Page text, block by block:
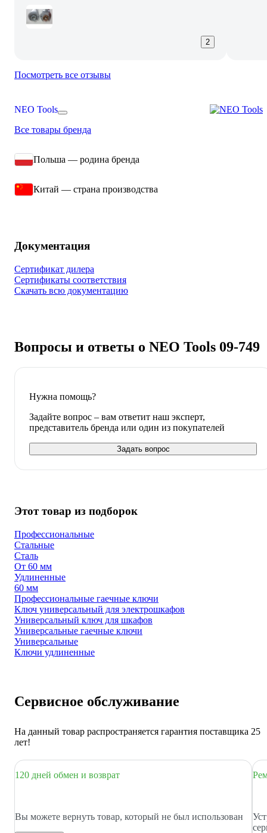
2
Посмотреть все отзывы
NEO Tools
Все товары бренда
Польша — родина бренда
Китай — страна производства
Документация
Сертификат дилера
Сертификаты соответствия
Скачать всю документацию
Вопросы и ответы о NEO Tools 09-749
Нужна помощь?
Задайте вопрос – вам ответит наш эксперт,
представитель бренда или один из покупателей
Задать вопрос
Этот товар из подборок
Профессиональные
Стальные
Сталь
От 60 мм
Удлиненные
60 мм
Профессиональные гаечные ключи
Ключ универсальный для электрошкафов
Универсальный ключ для шкафов
Универсальные гаечные ключи
Универсальные
Ключи удлиненные
Сервисное обслуживание
На данный товар распространяется гарантия поставщика 25
лет!
120 дней обмен и возврат
Вы можете вернуть товар, который не был использован